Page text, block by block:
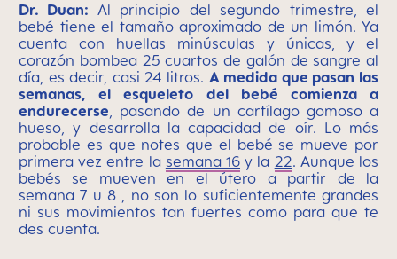
Dr. Duan: Al principio del segundo trimestre, el
bebé tiene el tamaño aproximado de un limón. Ya
cuenta con huellas minúsculas y únicas, y el
corazón bombea 25 cuartos de galón de sangre al
día, es decir, casi 24 litros. A medida que pasan las
semanas, el esqueleto del bebé comienza a
endurecerse, pasando de un cartílago gomoso a
hueso, y desarrolla la capacidad de oír. Lo más
probable es que notes que el bebé se mueve por
primera vez entre la semana 16 y la 22. Aunque los
bebés se mueven en el útero a partir de la
semana 7 u 8 , no son lo suficientemente grandes
ni sus movimientos tan fuertes como para que te
des cuenta.